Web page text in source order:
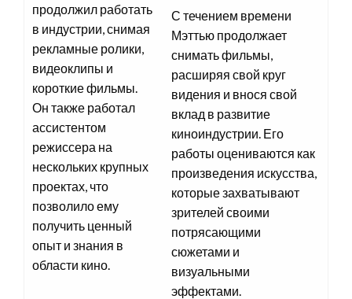
продолжил работать
в индустрии, снимая
рекламные ролики,
видеоклипы и
короткие фильмы.
Он также работал
ассистентом
режиссера на
нескольких крупных
проектах, что
позволило ему
получить ценный
опыт и знания в
области кино.
С течением времени
Мэттью продолжает
снимать фильмы,
расширяя свой круг
видения и внося свой
вклад в развитие
киноиндустрии. Его
работы оцениваются как
произведения искусства,
которые захватывают
зрителей своими
потрясающими
сюжетами и
визуальными
эффектами.